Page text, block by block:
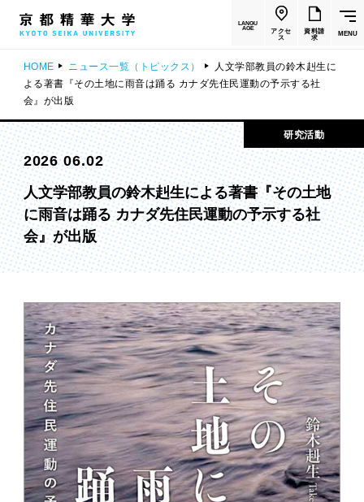
LANGU
AGE
アクセ
ス
資料請
求
MENU
HOME ニュース一覧（トピックス）
人文学部教員の鈴木赳生に
よる著書『その土地に雨音は踊る カナダ先住民運動の予示する社
会』が出版
研究活動
2026 06.02
人文学部教員の鈴木赳生による著書『その土地
に雨音は踊る カナダ先住民運動の予示する社
会』が出版